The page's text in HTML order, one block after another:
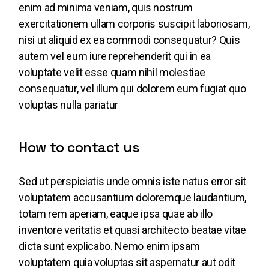
enim ad minima veniam, quis nostrum
exercitationem ullam corporis suscipit laboriosam,
nisi ut aliquid ex ea commodi consequatur? Quis
autem vel eum iure reprehenderit qui in ea
voluptate velit esse quam nihil molestiae
consequatur, vel illum qui dolorem eum fugiat quo
voluptas nulla pariatur
How to contact us
Sed ut perspiciatis unde omnis iste natus error sit
voluptatem accusantium doloremque laudantium,
totam rem aperiam, eaque ipsa quae ab illo
inventore veritatis et quasi architecto beatae vitae
dicta sunt explicabo. Nemo enim ipsam
voluptatem quia voluptas sit aspernatur aut odit